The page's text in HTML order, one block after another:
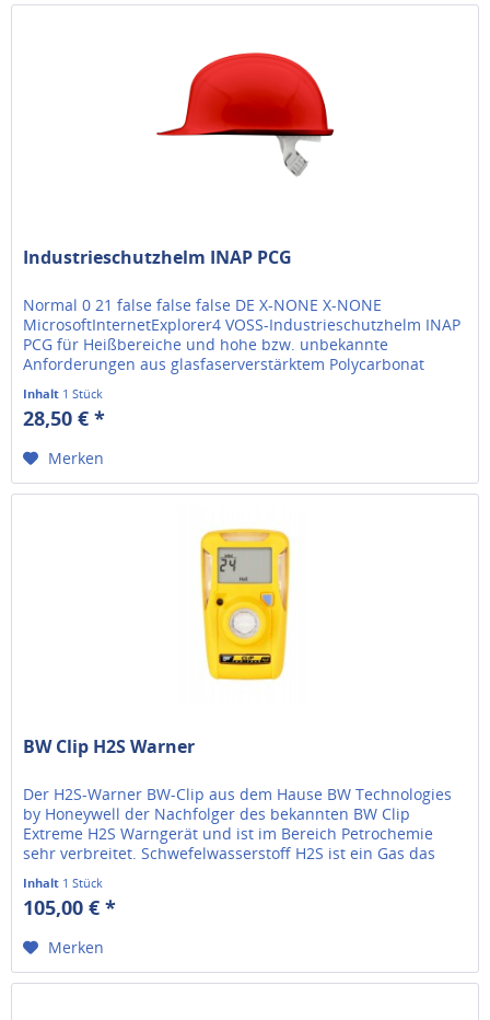
Industrieschutzhelm INAP PCG
Normal 0 21 false false false DE X-NONE X-NONE
MicrosoftInternetExplorer4 VOSS-Industrieschutzhelm INAP
PCG für Heißbereiche und hohe bzw. unbekannte
Anforderungen aus glasfaserverstärktem Polycarbonat
gerade Helmschale mit Regenrinne...
Inhalt 1 Stück
28,50 € *
Merken
BW Clip H2S Warner
Der H2S-Warner BW-Clip aus dem Hause BW Technologies
by Honeywell der Nachfolger des bekannten BW Clip
Extreme H2S Warngerät und ist im Bereich Petrochemie
sehr verbreitet. Schwefelwasserstoff H2S ist ein Gas das
schon bei geringen...
Inhalt 1 Stück
105,00 € *
Merken